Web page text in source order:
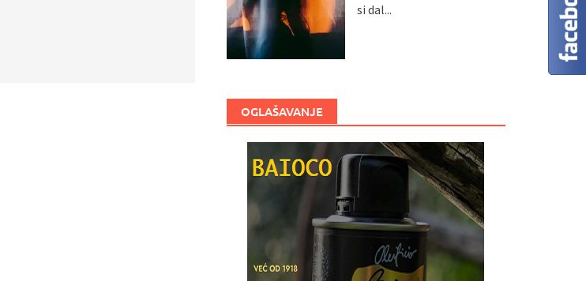
si dal...
OGLAŠAVANJE